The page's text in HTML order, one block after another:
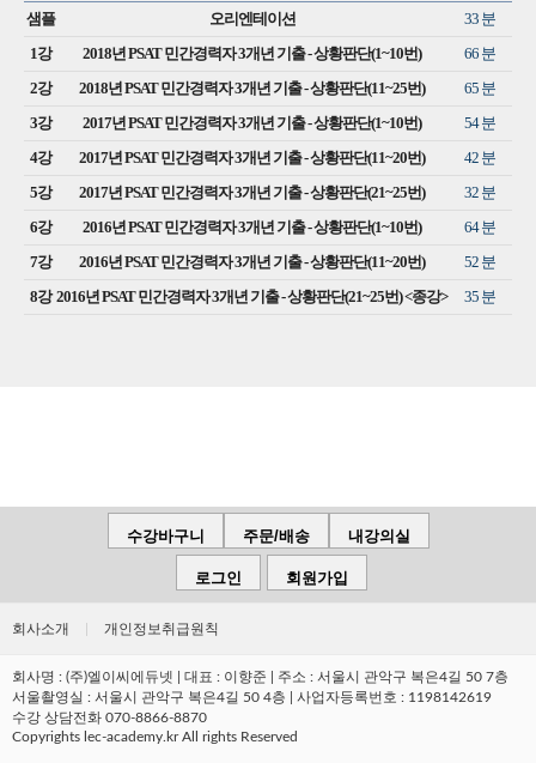
샘플 오리엔테이션
33 분
1강
2018년 PSAT 민간경력자 3개년 기출 - 상황판단(1~10번)
66 분
2강
2018년 PSAT 민간경력자 3개년 기출 - 상황판단(11~25번)
65 분
3강
2017년 PSAT 민간경력자 3개년 기출 - 상황판단(1~10번)
54 분
4강
2017년 PSAT 민간경력자 3개년 기출 - 상황판단(11~20번)
42 분
5강
2017년 PSAT 민간경력자 3개년 기출 - 상황판단(21~25번)
32 분
6강
2016년 PSAT 민간경력자 3개년 기출 - 상황판단(1~10번)
64 분
7강
2016년 PSAT 민간경력자 3개년 기출 - 상황판단(11~20번)
52 분
8강 2016년 PSAT 민간경력자 3개년 기출 - 상황판단(21~25번) <종강> 35 분
수강바구니 주문/배송 내강의실
로그인 회원가입
회사소개 개인정보취급원칙
회사명 : (주)엘이씨에듀넷 | 대표 : 이향준 | 주소 : 서울시 관악구 복은4길 50 7층
서울촬영실 : 서울시 관악구 복은4길 50 4층 | 사업자등록번호 : 1198142619
수강 상담전화 070-8866-8870
Copyrights lec-academy.kr All rights Reserved